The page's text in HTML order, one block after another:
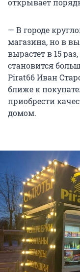
открывает
— В городе
магазина, но в
вырастет в 15
становится
Pirat66 Иван
ближе к
приобрести
домом.